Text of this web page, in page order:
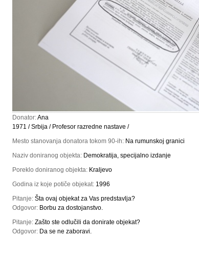
Donator:Ana
1971 / Srbija / Profesor razredne nastave /
Mesto stanovanja donatora tokom 90-ih: Na rumunskoj granici
Naziv doniranog objekta: Demokratija, specijalno izdanje
Poreklo doniranog objekta: Kraljevo
Godina iz koje potiče objekat: 1996
Pitanje: Šta ovaj objekat za Vas predstavlja?
Odgovor: Borbu za dostojanstvo.
Pitanje: Zašto ste odlučili da donirate objekat?
Odgovor: Da se ne zaboravi.